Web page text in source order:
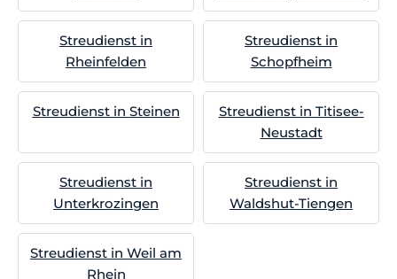
Streudienst in
Rheinfelden
Streudienst in
Schopfheim
Streudienst in Steinen
Streudienst in Titisee-
Neustadt
Streudienst in
Unterkrozingen
Streudienst in
Waldshut-Tiengen
Streudienst in Weil am
Rhein